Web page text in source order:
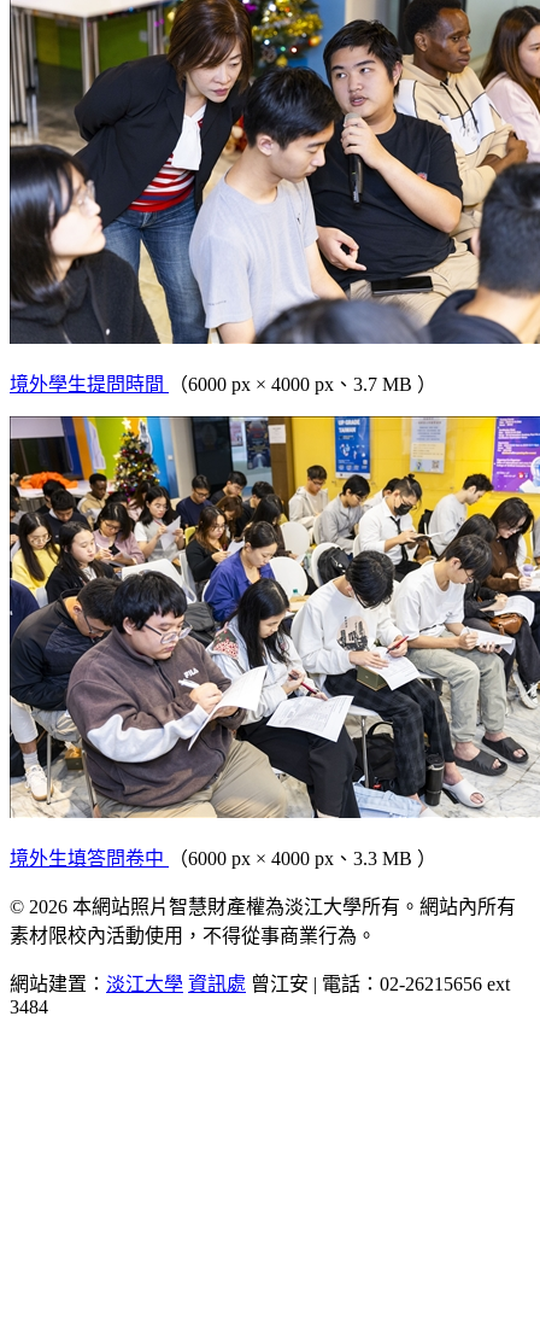
境外學生提問時間 （6000 px × 4000 px、3.7 MB ）
境外生填答問卷中 （6000 px × 4000 px、3.3 MB ）
© 2026 本網站照片智慧財產權為淡江大學所有。網站內所有
素材限校內活動使用，不得從事商業行為。
網站建置： 淡江大學 資訊處 曾江安 | 電話：02-26215656 ext
3484